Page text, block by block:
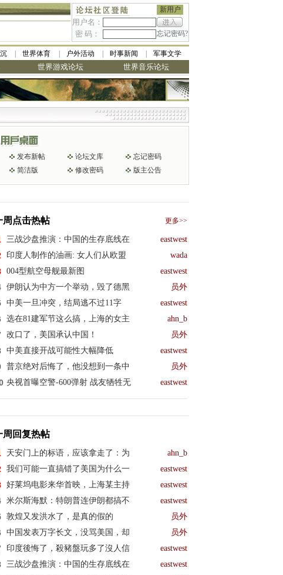
新用户
用户名：
密 码：
忘记密码?
世界体育 户外活动 时事新闻 军事文学
世界游戏论坛 世界音乐论坛
发布新帖 论坛文库
忘记密码
简洁版
修改密码 版主公告
周点击热帖 更多>>
三战沙盘推演：中国的生存底线在 eastwest
印度人制作的油画: 女人们从欧盟 wada
004型航空母舰最新图 eastwest
伊朗认为中方一个举动，毁了德黑 员外
中美一旦冲突，结局逃不过11字 eastwest
选在81建军节这么搞，上海的女主 ahn_b
改口了，美国承认中国！ 员外
中美直接开战可能性大幅降低 eastwest
普京绝对后悔了，他没想到一条中 员外
央视首曝空警-600弹射 战友牺牲无 eastwest
周回复热帖
天安门上的标语，应该拿走了：为 ahn_b
我们可能一直搞错了美国为什么一 eastwest
好莱坞电影来华首映，上海某主持 eastwest
米尔斯海默：特朗普连伊朗都搞不 eastwest
敦煌又发洪水了，是真的假的 员外
中国发表万字长文，没骂美国，却 员外
印度後悔了，殺豬盤玩多了沒人信 eastwest
三战沙盘推演：中国的生存底线在 eastwest